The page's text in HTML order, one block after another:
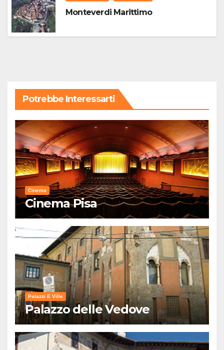
Monteverdi Marittimo
Potrebbe Interessarti
Cinema
Cinema Pisa
Palazzi E Ville
Palazzo delle Vedove